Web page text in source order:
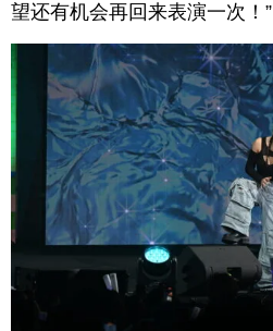
望还有机会再回来表演一次！”